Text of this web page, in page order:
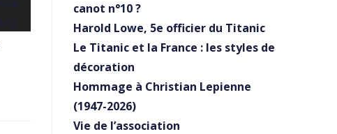
canot n°10 ?
Harold Lowe, 5e officier du Titanic
Le Titanic et la France : les styles de
décoration
Hommage à Christian Lepienne
(1947-2026)
Vie de l’association